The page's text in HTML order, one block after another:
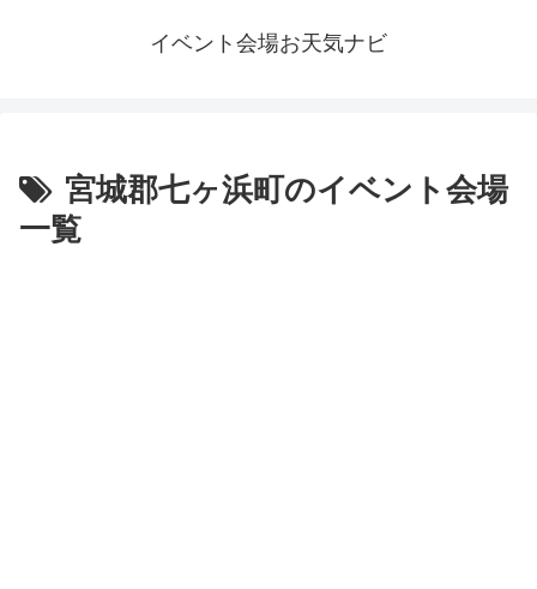
イベント会場お天気ナビ
宮城郡七ヶ浜町のイベント会場
一覧